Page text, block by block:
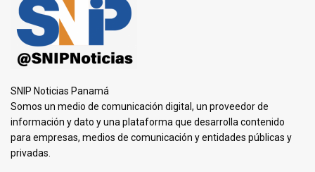
SNIP Noticias Panamá
Somos un medio de comunicación digital, un proveedor de
información y dato y una plataforma que desarrolla contenido
para empresas, medios de comunicación y entidades públicas y
privadas.